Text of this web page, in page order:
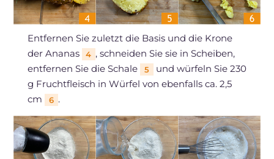
Entfernen Sie zuletzt die Basis und die Krone
der Ananas
4 , schneiden Sie sie in Scheiben,
entfernen Sie die Schale
5
und würfeln Sie 230
g Fruchtfleisch in Würfel von ebenfalls ca. 2,5
cm
6 .